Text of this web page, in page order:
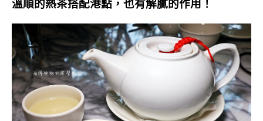
溫順的熱茶搭配港點，也有解膩的作用！